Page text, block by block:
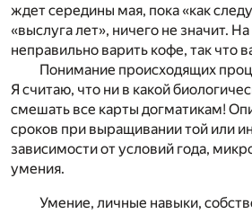
ждет середины мая, пока «как
«выслуга лет», ничего не значит.
неправильно варить кофе, так что
Понимание происходящих
Я считаю, что ни в какой
смешать все карты догматикам!
сроков при выращивании той или
зависимости от условий года,
умения.
Умение, личные навыки,